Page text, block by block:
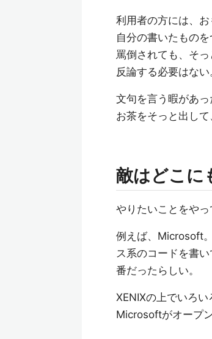
利用者の方には、お
自分の書いたものを
罵倒されても、そっ
反論する必要はな
文句を言う暇があっ
お茶をそっと出し
敵はどこに
やりたいことをや
例えば、Microsoft
ス系のコードを書
番だったらしい。
XENIXの上でいろ
Microsoftがオープ